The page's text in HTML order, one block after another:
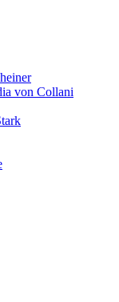
von Collani